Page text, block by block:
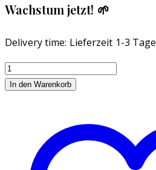
Wachstum jetzt! 🌱
Delivery time: Lieferzeit 1-3 Tage
Garland
Grow
In den Warenkorb